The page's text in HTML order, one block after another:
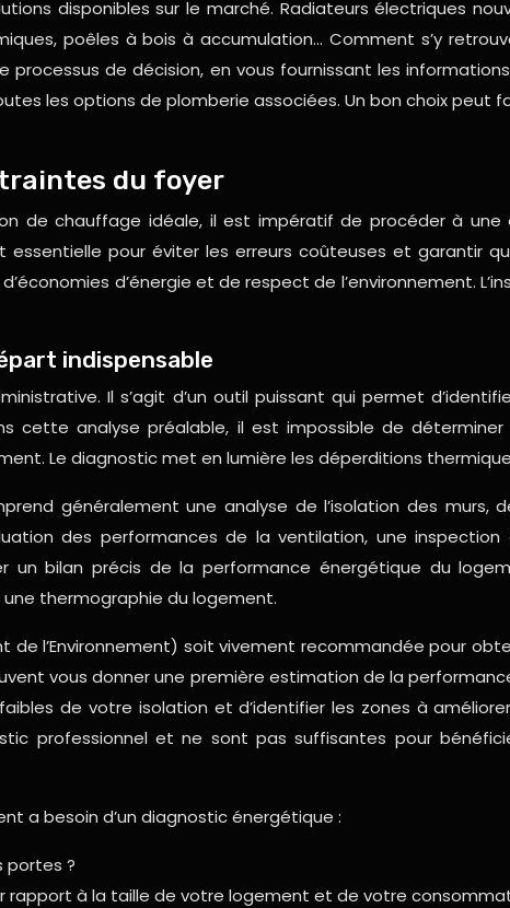
disponibles sur le marché. Radiateurs électriques
poêles à bois à accumulation… Comment s’y
de décision, en vous fournissant les
les options de plomberie associées. Un bon choix peut
du foyer
de chauffage idéale, il est impératif de procéder à
pour éviter les erreurs coûteuses et garantir
d’énergie et de respect de l’environnement.
indispensable
Il s’agit d’un outil puissant qui permet
cette analyse préalable, il est impossible de
Le diagnostic met en lumière les déperditions
généralement une analyse de l’isolation des murs,
des performances de la ventilation, une
un bilan précis de la performance énergétique du
thermographie du logement.
de l’Environnement) soit vivement recommandée pour
vous donner une première estimation de la
de votre isolation et d’identifier les zones à
professionnel et ne sont pas suffisantes pour
a besoin d’un diagnostic énergétique :
portes ?
à la taille de votre logement et de votre